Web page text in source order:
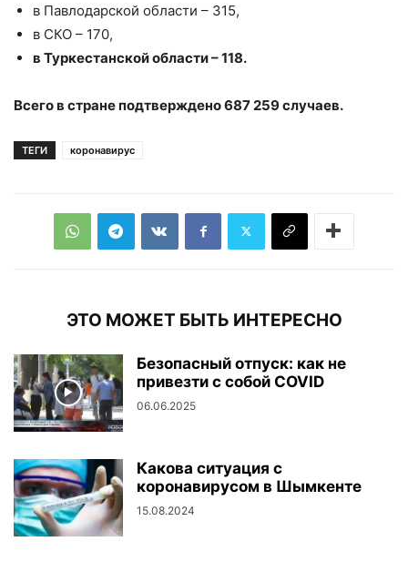
в Павлодарской области – 315,
в СКО – 170,
в Туркестанской области – 118.
Всего в стране подтверждено 687 259 случаев.
ТЕГИ коронавирус
ЭТО МОЖЕТ БЫТЬ ИНТЕРЕСНО
Безопасный отпуск: как не
привезти с собой COVID
06.06.2025
Какова ситуация с
коронавирусом в Шымкенте
15.08.2024